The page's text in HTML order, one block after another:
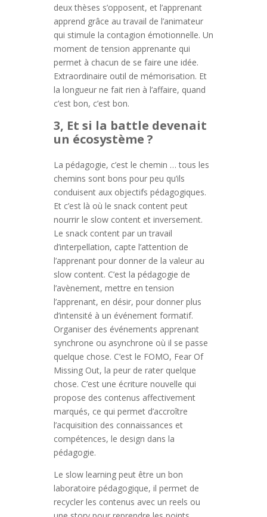
deux thèses s’opposent, et l’apprenant
apprend grâce au travail de l’animateur
qui stimule la contagion émotionnelle. Un
moment de tension apprenante qui
permet à chacun de se faire une idée.
Extraordinaire outil de mémorisation. Et
la longueur ne fait rien à l’affaire, quand
c’est bon, c’est bon.
3, Et si la battle devenait
un écosystème ?
La pédagogie, c’est le chemin … tous les
chemins sont bons pour peu qu’ils
conduisent aux objectifs pédagogiques.
Et c’est là où le snack content peut
nourrir le slow content et inversement.
Le snack content par un travail
d’interpellation, capte l’attention de
l’apprenant pour donner de la valeur au
slow content. C’est la pédagogie de
l’avènement, mettre en tension
l’apprenant, en désir, pour donner plus
d’intensité à un événement formatif.
Organiser des événements apprenant
synchrone ou asynchrone où il se passe
quelque chose. C’est le FOMO, Fear Of
Missing Out, la peur de rater quelque
chose. C’est une écriture nouvelle qui
propose des contenus affectivement
marqués, ce qui permet d’accroître
l’acquisition des connaissances et
compétences, le design dans la
pédagogie.
Le slow learning peut être un bon
laboratoire pédagogique, il permet de
recycler les contenus avec un reels ou